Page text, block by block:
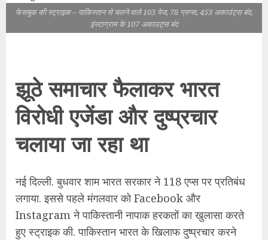
फेसबुक की स्ट्राइक – पाकिस्तान से चलने वाले 103 पेज, 78 ग्रुप्स, 453 अकाउंट्स बंद,
इंस्टाग्राम के 107 अकाउट्स बंद
झूठे समाचार फैलाकर भारत
विरोधी एजेंडा और दुष्प्रचार
चलाया जा रहा था
नई दिल्ली. बुधवार शाम भारत सरकार ने 118 एप्स पर प्रतिबंध
लगाया. इससे पहले मंगलवार को Facebook और
Instagram ने पाकिस्तानी नापाक हरकतों का खुलासा करते
हुए स्ट्राइक की. पाकिस्तान भारत के खिलाफ दुष्प्रचार करने